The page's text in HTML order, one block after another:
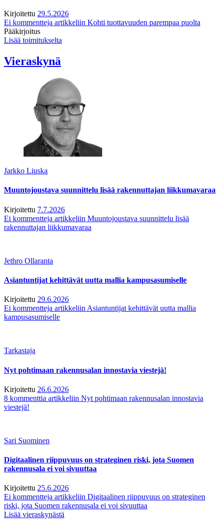
Kirjoitettu 29.5.2026
Ei kommentteja artikkeliin Kohti tuottavuuden parempaa puolta
Pääkirjoitus
Lisää toimitukselta
Vieraskynä
Jarkko Liuska
Muuntojoustava suunnittelu lisää rakennuttajan liikkumavaraa
Kirjoitettu 7.7.2026
Ei kommentteja artikkeliin Muuntojoustava suunnittelu lisää
rakennuttajan liikkumavaraa
Jethro Ollaranta
Asiantuntijat kehittävät uutta mallia kampusasumiselle
Kirjoitettu 29.6.2026
Ei kommentteja artikkeliin Asiantuntijat kehittävät uutta mallia
kampusasumiselle
Tarkastaja
Nyt pohtimaan rakennusalan innostavia viestejä!
Kirjoitettu 26.6.2026
8 kommenttia artikkeliin Nyt pohtimaan rakennusalan innostavia
viestejä!
Sari Suominen
Digitaalinen riippuvuus on strateginen riski, jota Suomen
rakennusala ei voi sivuuttaa
Kirjoitettu 25.6.2026
Ei kommentteja artikkeliin Digitaalinen riippuvuus on strateginen
riski, jota Suomen rakennusala ei voi sivuuttaa
Lisää vieraskynästä